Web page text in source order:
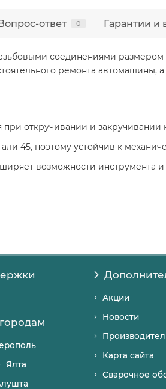
ответ 0 Гарантии и
соединениями
ремонта автомашины,
при откручивании и закручивании
45, поэтому устойчив к
возможности инструмента
Ялта
Акции
Новости
Карта сайта
Сварочное